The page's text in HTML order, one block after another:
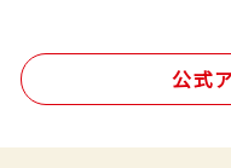
公式